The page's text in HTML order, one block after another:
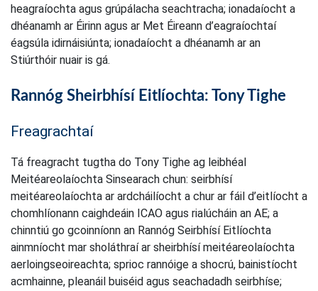
heagraíochta agus grúpálacha seachtracha; ionadaíocht a
dhéanamh ar Éirinn agus ar Met Éireann d’eagraíochtaí
éagsúla idirnáisiúnta; ionadaíocht a dhéanamh ar an
Stiúrthóir nuair is gá.
Rannóg Sheirbhísí Eitlíochta: Tony Tighe
Freagrachtaí
Tá freagracht tugtha do Tony Tighe ag leibhéal
Meitéareolaíochta Sinsearach chun: seirbhísí
meitéareolaíochta ar ardcháilíocht a chur ar fáil d’eitlíocht a
chomhlíonann caighdeáin ICAO agus rialúcháin an AE; a
chinntiú go gcoinníonn an Rannóg Seirbhísí Eitlíochta
ainmníocht mar sholáthraí ar sheirbhísí meitéareolaíochta
aerloingseoireachta; sprioc rannóige a shocrú, bainistíocht
acmhainne, pleanáil buiséid agus seachadadh seirbhíse;